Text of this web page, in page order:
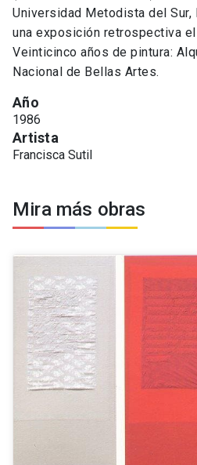
Universidad Metodista del Sur,
una exposición retrospectiva
Veinticinco años de pintura:
Nacional de Bellas Artes.
Año
1986
Artista
Francisca Sutil
Mira más obras